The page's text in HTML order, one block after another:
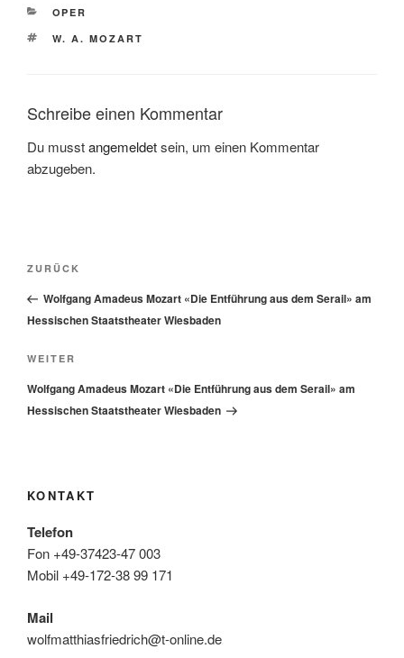
KATEGORIEN
OPER
SCHLAGWÖRTER
W. A. MOZART
Schreibe einen Kommentar
Du musstangemeldetsein, um einen Kommentar
abzugeben.
Beitragsnavigation
Vorheriger
Beitrag
ZURÜCK
Wolfgang Amadeus Mozart «Die Entführung aus dem Serail» am
Hessischen Staatstheater Wiesbaden
Nächster
Beitrag
WEITER
Wolfgang Amadeus Mozart «Die Entführung aus dem Serail» am
Hessischen Staatstheater Wiesbaden
KONTAKT
Telefon
Fon +49-37423-47 003
Mobil +49-172-38 99 171
Mail
wolfmatthiasfriedrich@t-online.de